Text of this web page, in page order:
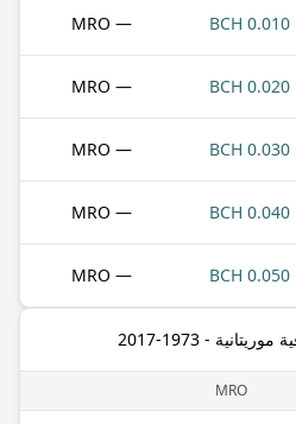
0.010 BCH
— MRO
0.020 BCH
— MRO
0.030 BCH
— MRO
0.040 BCH
— MRO
0.050 BCH
— MRO
MRO